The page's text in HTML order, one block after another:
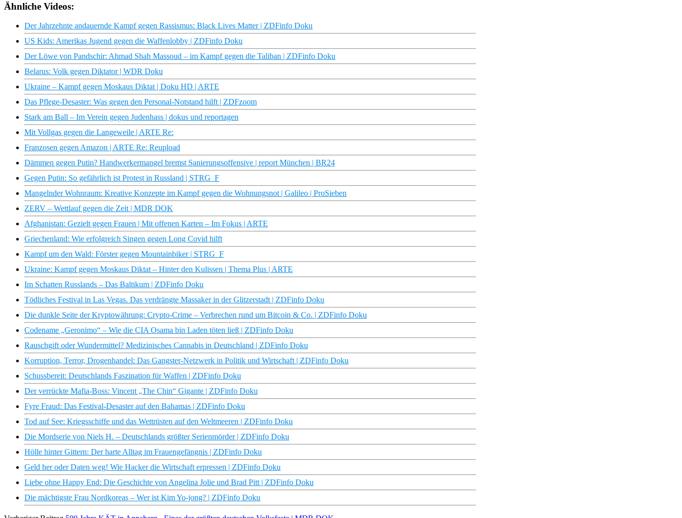
Ähnliche Videos:
Der Jahrzehnte andauernde Kampf gegen Rassismus: Black Lives Matter | ZDFinfo Doku
US Kids: Amerikas Jugend gegen die Waffenlobby | ZDFinfo Doku
Der Löwe von Pandschir: Ahmad Shah Massoud – im Kampf gegen die Taliban | ZDFinfo Doku
Belarus: Volk gegen Diktator | WDR Doku
Ukraine – Kampf gegen Moskaus Diktat | Doku HD | ARTE
Das Pflege-Desaster: Was gegen den Personal-Notstand hilft | ZDFzoom
Stark am Ball – Im Verein gegen Judenhass | dokus und reportagen
Mit Vollgas gegen die Langeweile | ARTE Re:
Franzosen gegen Amazon | ARTE Re: Reupload
Dämmen gegen Putin? Handwerkermangel bremst Sanierungsoffensive | report München | BR24
Gegen Putin: So gefährlich ist Protest in Russland | STRG_F
Mangelnder Wohnraum: Kreative Konzepte im Kampf gegen die Wohnungsnot | Galileo | ProSieben
ZERV – Wettlauf gegen die Zeit | MDR DOK
Afghanistan: Gezielt gegen Frauen | Mit offenen Karten – Im Fokus | ARTE
Griechenland: Wie erfolgreich Singen gegen Long Covid hilft
Kampf um den Wald: Förster gegen Mountainbiker | STRG_F
Ukraine: Kampf gegen Moskaus Diktat – Hinter den Kulissen | Thema Plus | ARTE
Im Schatten Russlands – Das Baltikum | ZDFinfo Doku
Tödliches Festival in Las Vegas. Das verdrängte Massaker in der Glitzerstadt | ZDFinfo Doku
Die dunkle Seite der Kryptowährung: Crypto-Crime – Verbrechen rund um Bitcoin & Co. | ZDFinfo Doku
Codename „Geronimo“ – Wie die CIA Osama bin Laden töten ließ | ZDFinfo Doku
Rauschgift oder Wundermittel? Medizinisches Cannabis in Deutschland | ZDFinfo Doku
Korruption, Terror, Drogenhandel: Das Gangster-Netzwerk in Politik und Wirtschaft | ZDFinfo Doku
Schussbereit: Deutschlands Faszination für Waffen | ZDFinfo Doku
Der verrückte Mafia-Boss: Vincent „The Chin“ Gigante | ZDFinfo Doku
Fyre Fraud: Das Festival-Desaster auf den Bahamas | ZDFinfo Doku
Tod auf See: Kriegsschiffe und das Wettrüsten auf den Weltmeeren | ZDFinfo Doku
Die Mordserie von Niels H. – Deutschlands größter Serienmörder | ZDFinfo Doku
Hölle hinter Gittern: Der harte Alltag im Frauengefängnis | ZDFinfo Doku
Geld her oder Daten weg! Wie Hacker die Wirtschaft erpressen | ZDFinfo Doku
Liebe ohne Happy End: Die Geschichte von Angelina Jolie und Brad Pitt | ZDFinfo Doku
Die mächtigste Frau Nordkoreas – Wer ist Kim Yo-jong? | ZDFinfo Doku